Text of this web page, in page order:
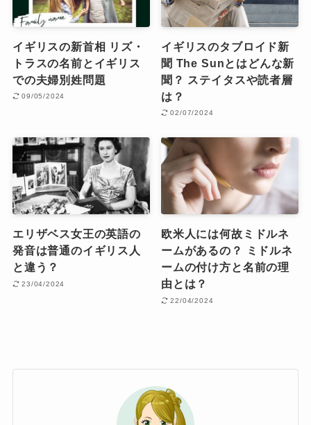
イギリスの新首相 リズ・
トラスの名前とイギリス
での夫婦別姓問題
09/05/2024
イギリスのタブロイド新
聞 The Sunとはどんな新
聞？ ステイタスや読者層
は？
02/07/2024
エリザベス女王の英語の
発音は普通のイギリス人
と違う？
23/04/2024
欧米人には何故ミドルネ
ームがあるの？ ミドルネ
ームの付け方と名前の理
由とは？
22/04/2024